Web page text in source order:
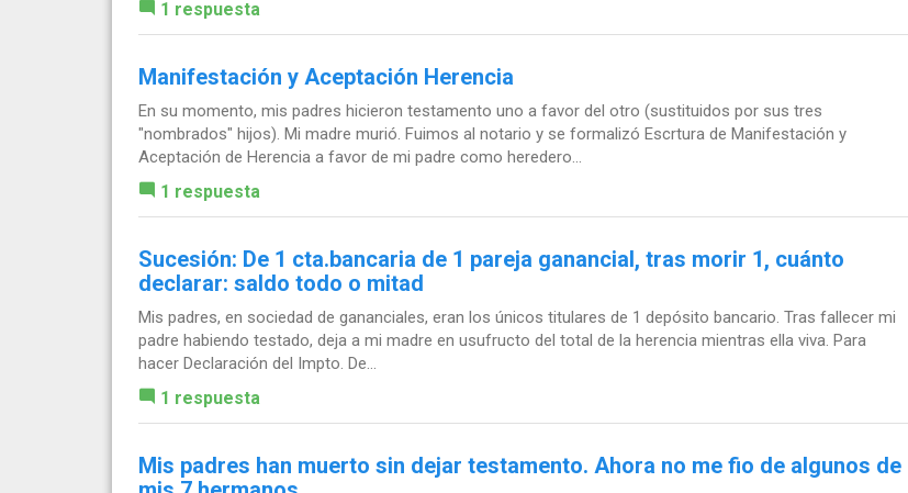
1 respuesta
Manifestación y Aceptación Herencia
En su momento, mis padres hicieron testamento uno a favor del otro (sustituidos por sus tres
"nombrados" hijos). Mi madre murió. Fuimos al notario y se formalizó Escrtura de Manifestación y
Aceptación de Herencia a favor de mi padre como heredero...
1 respuesta
Sucesión: De 1 cta.bancaria de 1 pareja ganancial, tras morir 1, cuánto
declarar: saldo todo o mitad
Mis padres, en sociedad de gananciales, eran los únicos titulares de 1 depósito bancario. Tras fallecer mi
padre habiendo testado, deja a mi madre en usufructo del total de la herencia mientras ella viva. Para
hacer Declaración del Impto. De...
1 respuesta
Mis padres han muerto sin dejar testamento. Ahora no me fio de algunos de